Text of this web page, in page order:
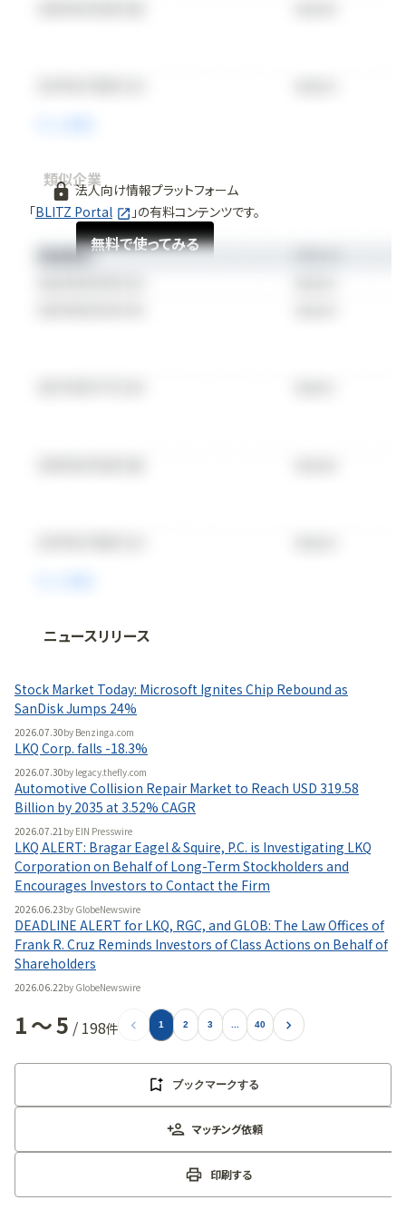
法人向け情報プラットフォーム
「BLITZ Portal 」の有料コンテンツです。
無料で使ってみる
類似企業
法人向け情報プラットフォーム
無料で使ってみる
ニュースリリース
Stock Market Today: Microsoft Ignites Chip Rebound as
SanDisk Jumps 24%
2026.07.30by Benzinga.com
LKQ Corp. falls -18.3%
2026.07.30by legacy.thefly.com
Automotive Collision Repair Market to Reach USD 319.58
Billion by 2035 at 3.52% CAGR
2026.07.21by EIN Presswire
LKQ ALERT: Bragar Eagel & Squire, P.C. is Investigating LKQ
Corporation on Behalf of Long-Term Stockholders and
Encourages Investors to Contact the Firm
2026.06.23by GlobeNewswire
DEADLINE ALERT for LKQ, RGC, and GLOB: The Law Offices of
Frank R. Cruz Reminds Investors of Class Actions on Behalf of
Shareholders
2026.06.22by GlobeNewswire
1〜5 / 198件 1 2 3 ... 40
ブックマークする
マッチング依頼
印刷する